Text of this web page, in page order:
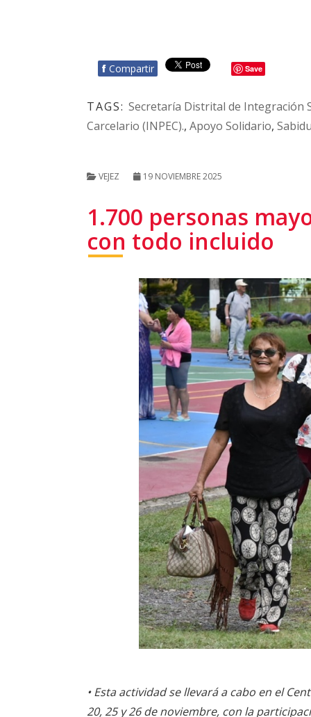
f Compartir Save
TAGS: Secretaría Distrital de Integración
Carcelario (INPEC)., Apoyo Solidario,
VEJEZ 19 NOVIEMBRE 2025
1.700 personas
con todo incluido
• Esta actividad se llevará a cabo en el
20, 25 y 26 de noviembre, con la